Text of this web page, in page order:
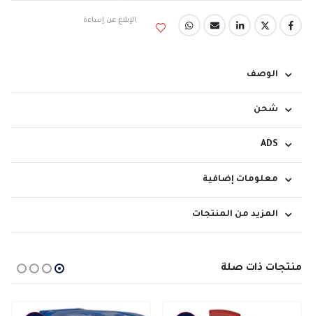
الإبلاغ عن إساءة
الوصف
شحن
ADS
معلومات إضافية
المزيد من المنتجات
منتجات ذات صلة